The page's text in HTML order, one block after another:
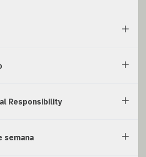
Responsibility
semana